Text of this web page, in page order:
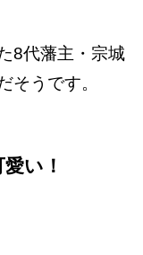
8代藩主・宗城
そうです。
い！